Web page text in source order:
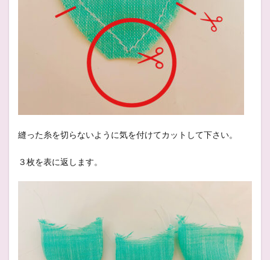
縫った糸を切らないように気を付けてカットして下さい。
３枚を表に返します。